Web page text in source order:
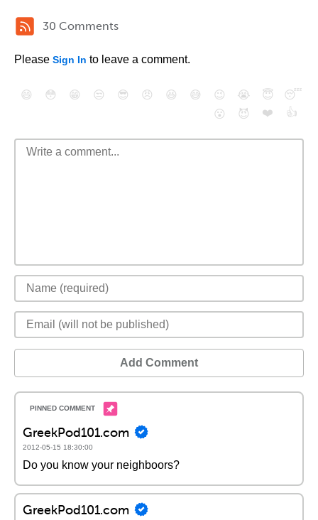
30 Comments
Please Sign In to leave a comment.
😄 😳 😁 😒 😎 😠 😆 😅 😉 😭 😇
😴
😮
😈 ❤️ 👍
Add Comment
GreekPod101.com
2012-05-15 18:30:00
Do you know your neighboors?
GreekPod101.com